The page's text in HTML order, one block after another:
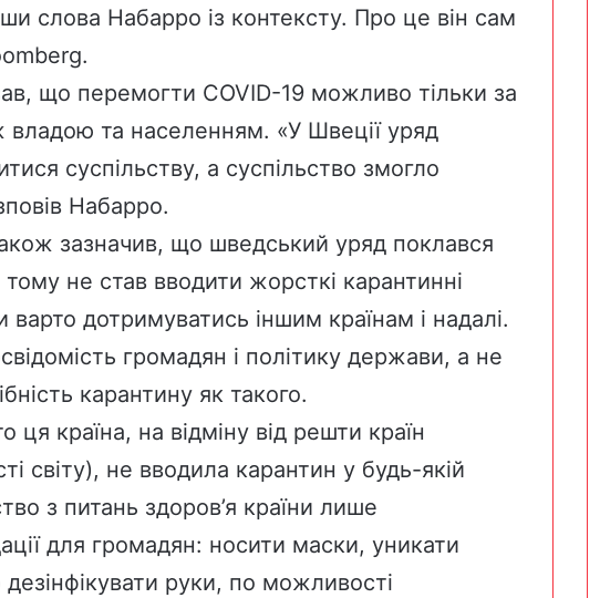
слова Набарро із контексту. Про це він сам
.
що перемогти COVID-19 можливо тільки за
владою та населенням. «У Швеції уряд
суспільству, а суспільство змогло
Набарро.
зазначив, що шведський уряд поклався
не став вводити жорсткі карантинні
варто дотримуватись іншим країнам і надалі.
громадян і політику держави, а не
карантину як такого.
ця країна, на відміну від решти країн
світу), не вводила карантин у будь-якій
з питань здоров’я країни лише
для громадян: носити маски, уникати
руки, по можливості